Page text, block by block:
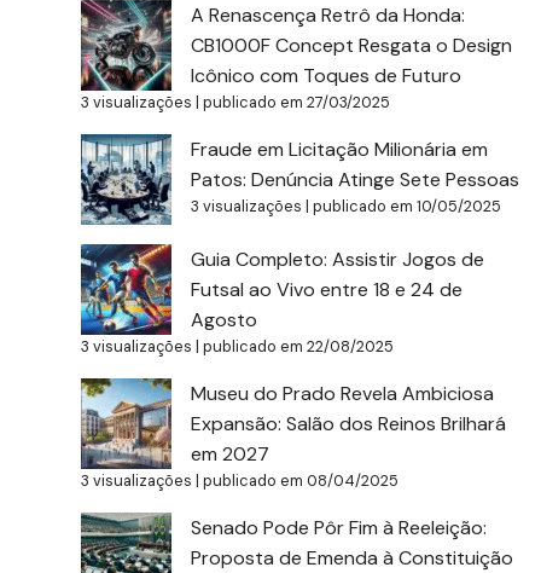
A Renascença Retrô da Honda:
CB1000F Concept Resgata o Design
Icônico com Toques de Futuro
3 visualizações |publicado em 27/03/2025
Fraude em Licitação Milionária em
Patos: Denúncia Atinge Sete Pessoas
3 visualizações |publicado em 10/05/2025
Guia Completo: Assistir Jogos de
Futsal ao Vivo entre 18 e 24 de
Agosto
3 visualizações |publicado em 22/08/2025
Museu do Prado Revela Ambiciosa
Expansão: Salão dos Reinos Brilhará
em 2027
3 visualizações |publicado em 08/04/2025
Senado Pode Pôr Fim à Reeleição:
Proposta de Emenda à Constituição